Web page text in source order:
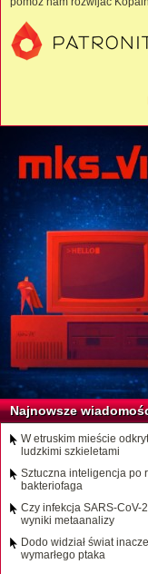
Najnowsze
W etruskim mieście
ludzkimi szkieletami
Sztuczna inteligencja po
bakteriofaga
Czy infekcja SARS-CoV-
wyniki metaanalizy
Dodo widział świat
wymarłego ptaka